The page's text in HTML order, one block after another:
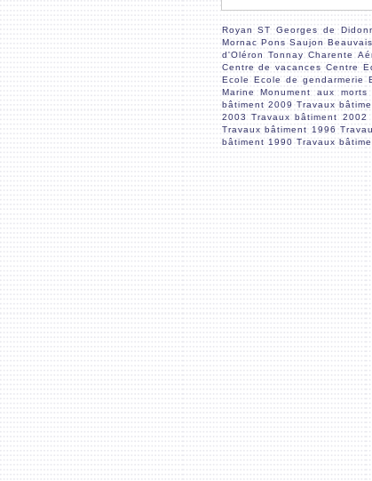
Royan ST Georges de
Mornac Pons Saujon
d'Oléron
Tonnay Charente
Centre de vacances Centre
Ecole
Ecole de gendarmerie
Marine
Monument aux morts
bâtiment 2009 Travaux
2003
Travaux bâtiment 2002
Travaux bâtiment 1996
bâtiment 1990 Travaux